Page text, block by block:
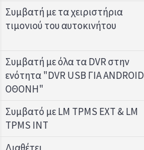
Συμβατή με τα χειριστήρια
τιμονιού του αυτοκινήτου
Συμβατή με όλα τα DVR στην
ενότητα "DVR USB ΓΙΑ ANDROID
ΟΘΟΝΗ"
Συμβατό με LM TPMS EXT & LM
TPMS INT